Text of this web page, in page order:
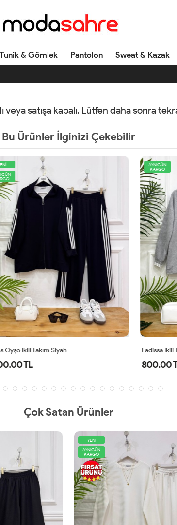
Tunik & Gömlek Pantolon Sweat & Kazak
veya satışa kapalı. Lütfen daha sonra
Bu Ürünler İlginizi Çekebilir
KARGO
Çok Satan Ürünler
AYNIGÜN
KARGO